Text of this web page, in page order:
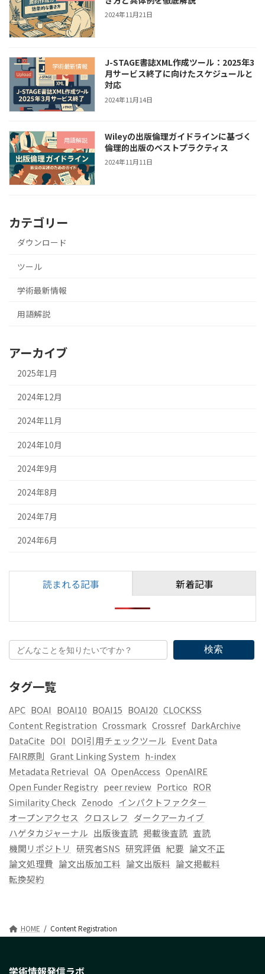
2024年11月21日
学術最新情報
J-STAGE書誌XML作成ツール：2025年3
月サービス終了に向けたスケジュールと
対応
2024年11月14日
用語解説
Wileyの出版倫理ガイドラインに基づく
倫理的出版のベストプラクティス
2024年11月11日
カテゴリー
ダウンロード
ツール
学術最新情報
用語解説
アーカイブ
2025年1月
2024年12月
2024年11月
2024年10月
2024年9月
2024年8月
2024年7月
2024年6月
読まれる記事 新着記事
検索
タグ一覧
APC BOAI BOAI10 BOAI15 BOAI20 CLOCKSS
Content Registration Crossmark Crossref DarkArchive
DataCite DOI DOI引用チェックツール Event Data
FAIR原則 Grant Linking System h-index
Metadata Retrieval OA OpenAccess OpenAIRE
Open Funder Registry peer review Portico ROR
Similarity Check Zenodo インパクトファクター
オープンアクセス クロスレフ ダークアーカイブ
ハゲタカジャーナル 出版後査読 掲載後査読 査読
機関リポジトリ
研究者SNS 研究評価 紀要 論文不正
論文処理費 論文出版加工料 論文出版料 論文掲載料
転換契約
HOME Content Registration
学術情報発信ラボ